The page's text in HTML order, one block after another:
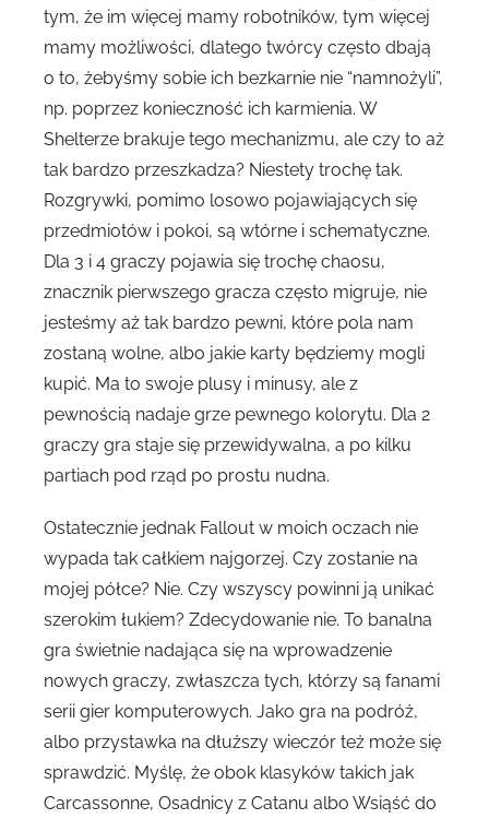
tym, że im więcej mamy robotników, tym więcej
mamy możliwości, dlatego twórcy często dbają
o to, żebyśmy sobie ich bezkarnie nie “namnożyli”,
np. poprzez konieczność ich karmienia. W
Shelterze brakuje tego mechanizmu, ale czy to aż
tak bardzo przeszkadza? Niestety trochę tak.
Rozgrywki, pomimo losowo pojawiających się
przedmiotów i pokoi, są wtórne i schematyczne.
Dla 3 i 4 graczy pojawia się trochę chaosu,
znacznik pierwszego gracza często migruje, nie
jesteśmy aż tak bardzo pewni, które pola nam
zostaną wolne, albo jakie karty będziemy mogli
kupić. Ma to swoje plusy i minusy, ale z
pewnością nadaje grze pewnego kolorytu. Dla 2
graczy gra staje się przewidywalna, a po kilku
partiach pod rząd po prostu nudna.
Ostatecznie jednak Fallout w moich oczach nie
wypada tak całkiem najgorzej. Czy zostanie na
mojej półce? Nie. Czy wszyscy powinni ją unikać
szerokim łukiem? Zdecydowanie nie. To banalna
gra świetnie nadająca się na wprowadzenie
nowych graczy, zwłaszcza tych, którzy są fanami
serii gier komputerowych. Jako gra na podróż,
albo przystawka na dłuższy wieczór też może się
sprawdzić. Myślę, że obok klasyków takich jak
Carcassonne, Osadnicy z Catanu albo Wsiąść do